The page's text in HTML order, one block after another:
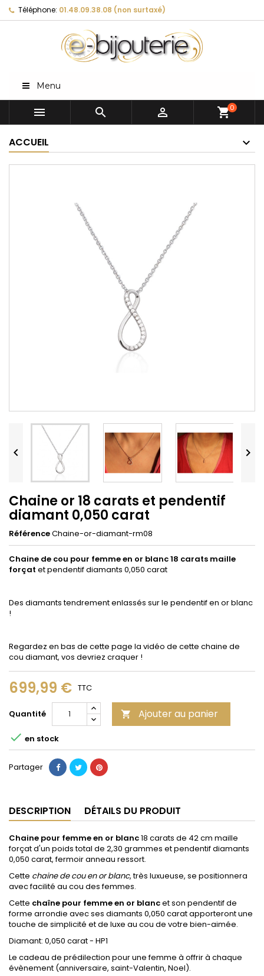
Téléphone: 01.48.09.38.08 (non surtaxé)
Menu
   shopping_cart0
ACCUEIL
 
Chaine or 18 carats et pendentif
diamant 0,050 carat
RéférenceChaine-or-diamant-rm08
Chaine de cou pour femme en or blanc 18 carats maille
forçat et pendentif diamants 0,050 carat
Des diamants tendrement enlassés sur le pendentif en or blanc
!
Regardez en bas de cette page la vidéo de cette chaine de
cou diamant, vos devriez craquer !
699,99 € TTC
Quantité  Ajouter au panier
 en stock
Partager
DESCRIPTION DÉTAILS DU PRODUIT
Chaine pour femme en or blanc18 carats de 42 cm maille
forçat d'un poids total de 2,30 grammes et pendentif diamants
0,050 carat, fermoir anneau ressort.
Cette chaine de cou en or blanc, très luxueuse, se positionnera
avec facilité au cou des femmes.
Cette chaîne pour femme en or blancet son pendentif de
forme arrondie avec ses diamants 0,050 carat apporteront une
touche de simplicité et de luxe au cou de votre bien-aimée.
Diamant: 0,050 carat - HP1
Le cadeau de prédilection pour une femme à offrir à chaque
évènement (anniversaire, saint-Valentin, Noel).